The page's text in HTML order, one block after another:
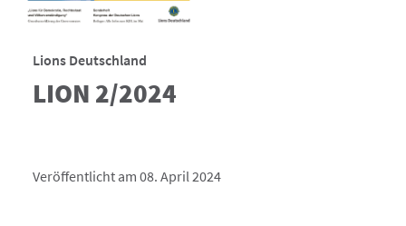
Lions Deutschland
LION 2/2024
Veröffentlicht am 08. April 2024